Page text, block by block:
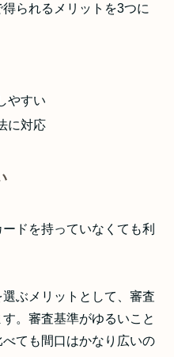
られるメリットを3つに
やすい
に対応
ドを持っていなくても利
ぶメリットとして、審査
。審査基準がゆるいこと
ても間口はかなり広いの